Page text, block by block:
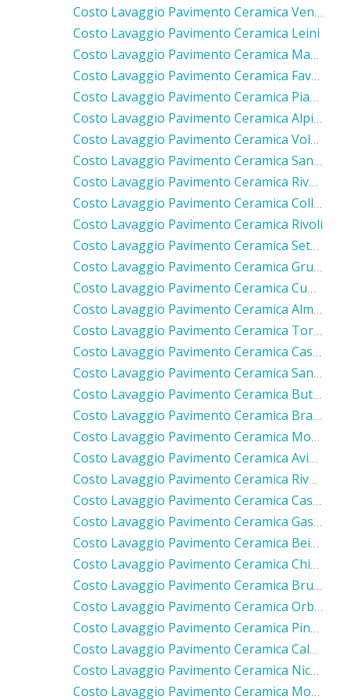
Costo Lavaggio Pavimento Ceramica Venaria Reale
Costo Lavaggio Pavimento Ceramica Leini
Costo Lavaggio Pavimento Ceramica Mappano
Costo Lavaggio Pavimento Ceramica Favria
Costo Lavaggio Pavimento Ceramica Pianezza
Costo Lavaggio Pavimento Ceramica Alpignano
Costo Lavaggio Pavimento Ceramica Volpiano
Costo Lavaggio Pavimento Ceramica San Benigno Canavese
Costo Lavaggio Pavimento Ceramica Rivarolo Canavese
Costo Lavaggio Pavimento Ceramica Collegno
Costo Lavaggio Pavimento Ceramica Rivoli
Costo Lavaggio Pavimento Ceramica Settimo Torinese
Costo Lavaggio Pavimento Ceramica Grugliasco
Costo Lavaggio Pavimento Ceramica Cuorgnè
Costo Lavaggio Pavimento Ceramica Almese
Costo Lavaggio Pavimento Ceramica Torino
Costo Lavaggio Pavimento Ceramica Castellamonte
Costo Lavaggio Pavimento Ceramica San Mauro Torinese
Costo Lavaggio Pavimento Ceramica Buttigliera Alta
Costo Lavaggio Pavimento Ceramica Brandizzo
Costo Lavaggio Pavimento Ceramica Montanaro
Costo Lavaggio Pavimento Ceramica Avigliana
Costo Lavaggio Pavimento Ceramica Rivalta Di Torino
Costo Lavaggio Pavimento Ceramica Castiglione Torinese
Costo Lavaggio Pavimento Ceramica Gassino Torinese
Costo Lavaggio Pavimento Ceramica Beinasco
Costo Lavaggio Pavimento Ceramica Chivasso
Costo Lavaggio Pavimento Ceramica Bruino
Costo Lavaggio Pavimento Ceramica Orbassano
Costo Lavaggio Pavimento Ceramica Pino Torinese
Costo Lavaggio Pavimento Ceramica Caluso
Costo Lavaggio Pavimento Ceramica Nichelino
Costo Lavaggio Pavimento Ceramica Moncalieri